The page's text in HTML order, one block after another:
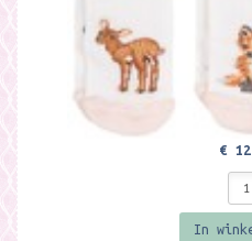
€
In